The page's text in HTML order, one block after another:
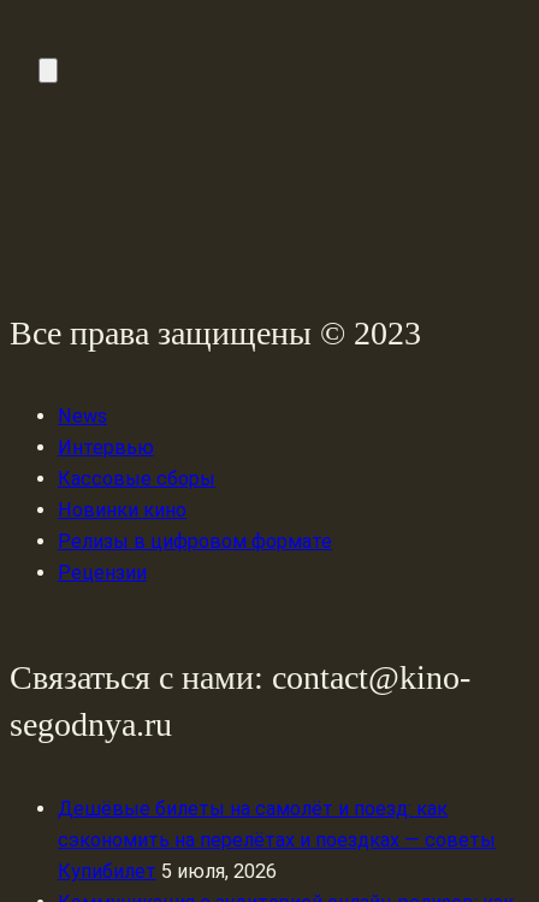
Все права защищены © 2023
News
Интервью
Кассовые сборы
Новинки кино
Релизы в цифровом формате
Рецензии
Связаться с нами: contact@kino-
segodnya.ru
Дешёвые билеты на самолёт и поезд: как
сэкономить на перелётах и поездках — советы
Купибилет 5 июля, 2026